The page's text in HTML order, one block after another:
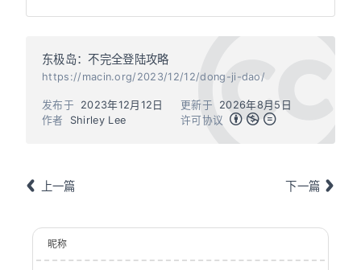
东极岛：不完全登陆攻略
https://macin.org/2023/12/12/dong-ji-dao/
作者 Shirley Lee
发布于 2023年12月12日 更新于
2026年8月5日
许可协议
上一篇 下一篇
昵称